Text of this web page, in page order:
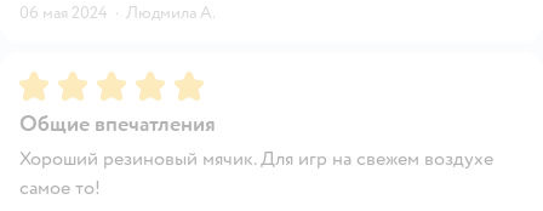
06 мая 2024 · Людмила А.
Рейтинг:5
Общие впечатления
Хороший резиновый мячик. Для игр на свежем воздухе
самое то!